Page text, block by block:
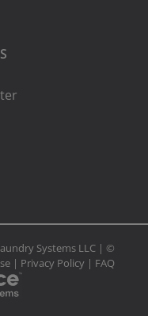
Systems LLC | ©
| Privacy Policy | FAQ